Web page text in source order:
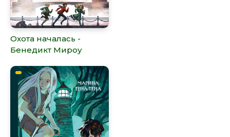
Охота началась -
Бенедикт Мироу